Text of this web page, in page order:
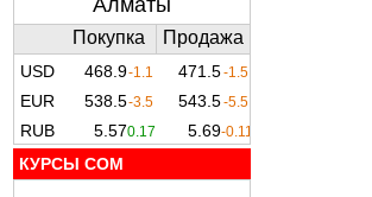
КУРСЫ COM